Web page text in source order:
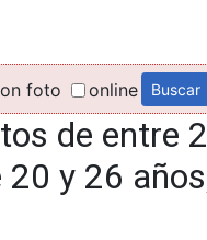
foto online
de entre
y 26